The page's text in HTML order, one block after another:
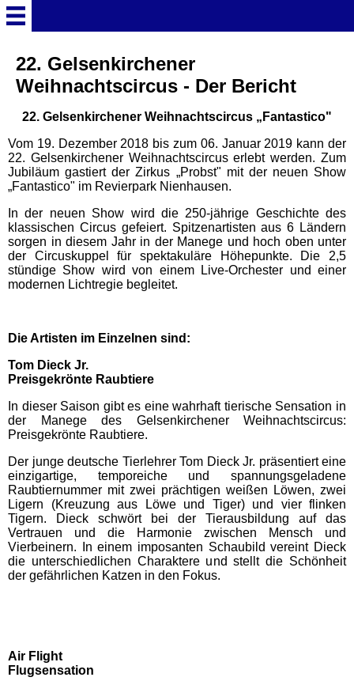
Startseite
Freizeitparks
Baden-Württemberg
Freizeitparks
Erlebnispark Tripsdrill
Funny-World
Steinwasen Park
Tatzmania
Traumland auf der
Bärenhöhle
22. Gelsenkirchener
Weihnachtscircus - Der Bericht
22. Gelsenkirchener Weihnachtscircus „Fantastico"
Vom 19. Dezember 2018 bis zum 06. Januar 2019 kann der
22. Gelsenkirchener Weihnachtscircus erlebt werden. Zum
Jubiläum gastiert der Zirkus „Probst" mit der neuen Show
„Fantastico" im Revierpark Nienhausen.
In der neuen Show wird die 250-jährige Geschichte des
klassischen Circus gefeiert. Spitzenartisten aus 6 Ländern
sorgen in diesem Jahr in der Manege und hoch oben unter
der Circuskuppel für spektakuläre Höhepunkte. Die 2,5
stündige Show wird von einem Live-Orchester und einer
modernen Lichtregie begleitet.
Die Artisten im Einzelnen sind:
Tom Dieck Jr.
Preisgekrönte Raubtiere
In dieser Saison gibt es eine wahrhaft tierische Sensation in
der Manege des Gelsenkirchener Weihnachtscircus:
Preisgekrönte Raubtiere.
Der junge deutsche Tierlehrer Tom Dieck Jr. präsentiert eine
einzigartige, temporeiche und spannungsgeladene
Raubtiernummer mit zwei prächtigen weißen Löwen, zwei
Ligern (Kreuzung aus Löwe und Tiger) und vier flinken
Tigern. Dieck schwört bei der Tierausbildung auf das
Vertrauen und die Harmonie zwischen Mensch und
Vierbeinern. In einem imposanten Schaubild vereint Dieck
die unterschiedlichen Charaktere und stellt die Schönheit
der gefährlichen Katzen in den Fokus.
Air Flight
Flugsensation